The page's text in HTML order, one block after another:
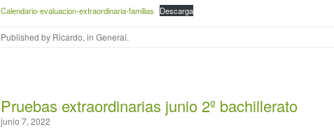
Calendario-evaluacion-extraordinaria-familias Descarga
Published by Ricardo, in General.
Pruebas extraordinarias junio 2º bachillerato
junio 7, 2022